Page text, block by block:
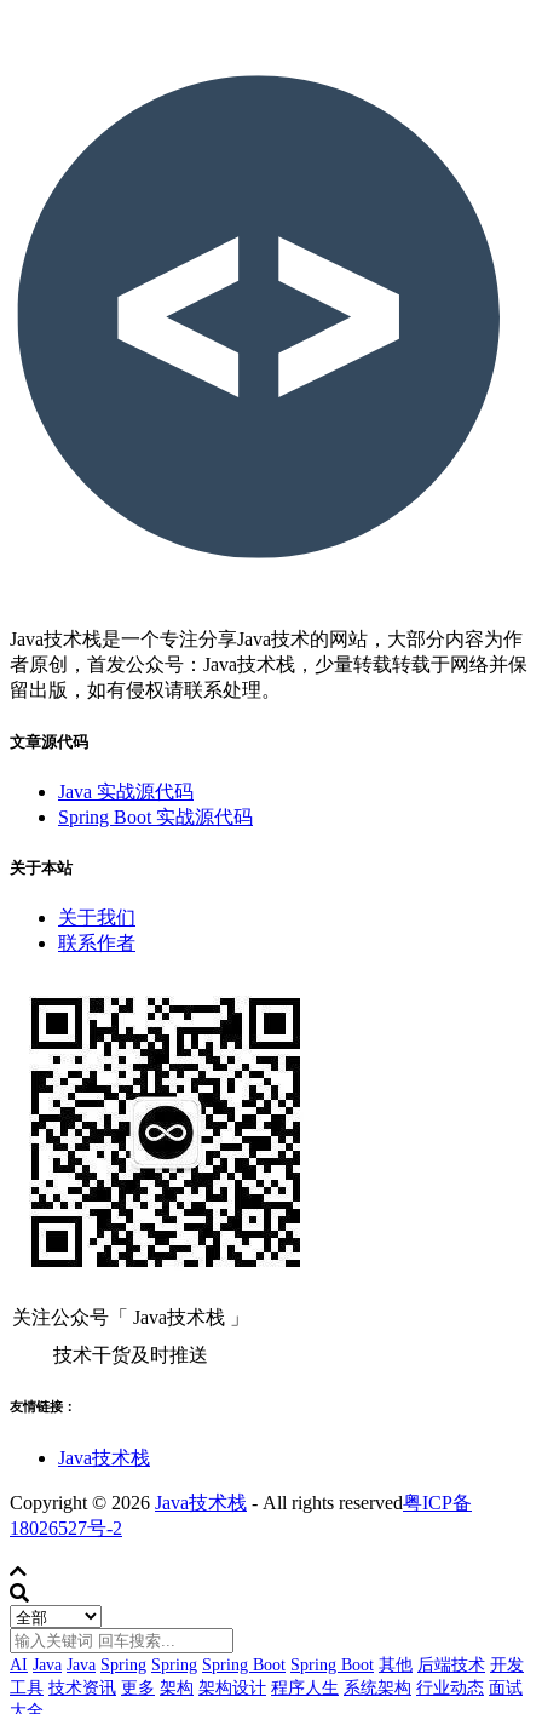
Java技术栈是一个专注分享Java技术的网站，大部分内容为作
者原创，首发公众号：Java技术栈，少量转载转载于网络并保
留出版，如有侵权请联系处理。
文章源代码
Java 实战源代码
Spring Boot 实战源代码
关于本站
关于我们
联系作者
关注公众号「 Java技术栈 」
技术干货及时推送
友情链接：
Java技术栈
Copyright © 2026 Java技术栈 - All rights reserved粤ICP备
18026527号-2
AI Java Java Spring Spring Spring Boot Spring Boot 其他 后端技术 开发
工具 技术资讯 更多 架构 架构设计 程序人生 系统架构 行业动态 面试